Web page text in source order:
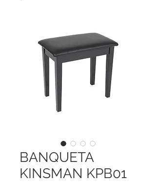
BANQUETA
KINSMAN KPB01